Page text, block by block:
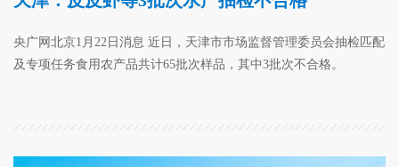
央广网北京1月22日消息 近日，天津市市场监督管理委员会抽检匹配
及专项任务食用农产品共计65批次样品，其中3批次不合格。